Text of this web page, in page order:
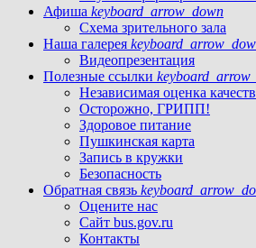
Афиша keyboard_arrow_down
Схема зрительного зала
Наша галерея
Видеопрезентация
Полезные ссылки
Независимая оценка
Осторожно, ГРИПП!
Здоровое питание
Пушкинская карта
Запись в кружки
Безопасность
Обратная связь
Оцените нас
Сайт bus.gov.ru
Контакты